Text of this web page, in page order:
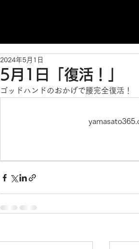
5月1日「復活！」
2024年5月1日
ゴッドハンドのおかげで腰完全復活！